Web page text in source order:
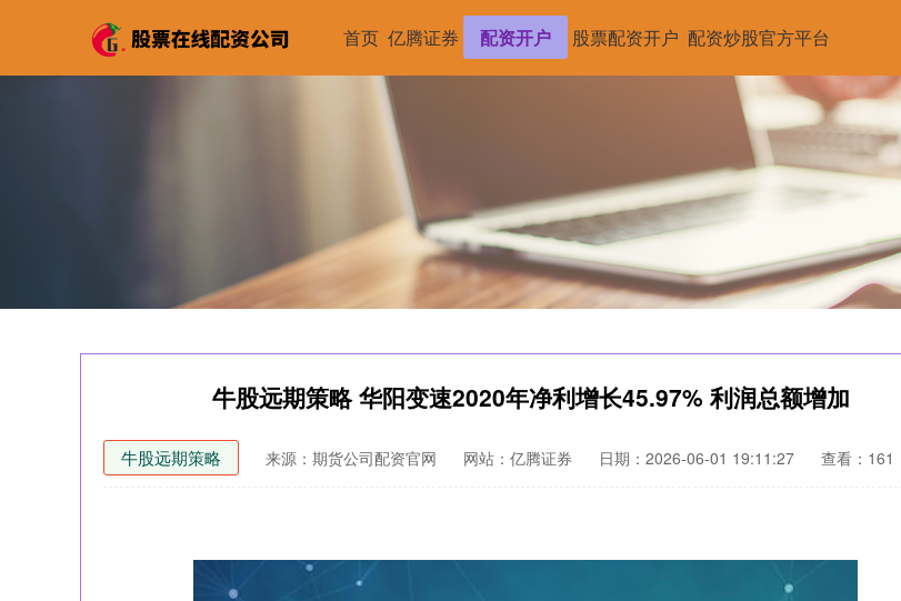
首页 亿腾证券 配资开户 股票配资开户 配资炒股官方平台
牛股远期策略 华阳变速2020年净利增长45.97% 利润总额增加
牛股远期策略 来源：期货公司配资官网 网站：亿腾证券 日期：2026-06-01 19:11:27 查看：161